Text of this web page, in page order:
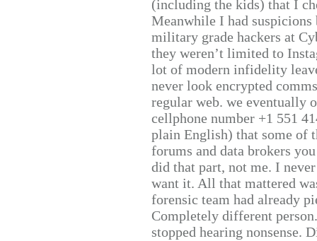
(including the kids) that I
Meanwhile I had
military grade hackers at
they weren’t limited to
lot of modern infidelity
never look encrypted
regular web. we eventually
cellphone number +1 551
plain English) that some of
forums and data brokers
did that part, not me. I
want it. All that mattered
forensic team had already
Completely different
stopped hearing nonsense.